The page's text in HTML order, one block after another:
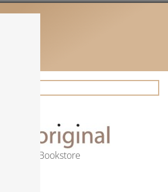
Online Art Bookstore